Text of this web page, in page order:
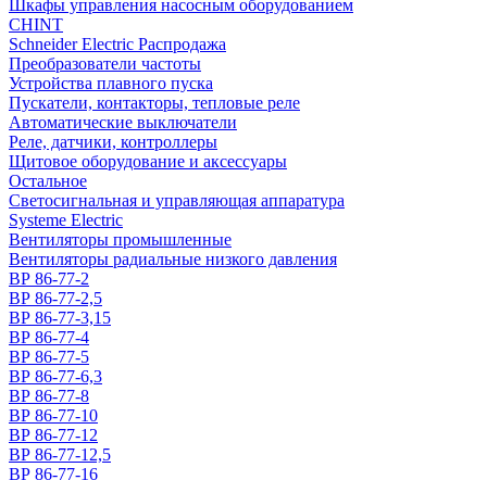
Шкафы управления насосным оборудованием
CHINT
Schneider Electric Распродажа
Преобразователи частоты
Устройства плавного пуска
Пускатели, контакторы, тепловые реле
Автоматические выключатели
Реле, датчики, контроллеры
Щитовое оборудование и аксессуары
Остальное
Светосигнальная и управляющая аппаратура
Systeme Electric
Вентиляторы промышленные
Вентиляторы радиальные низкого давления
ВР 86-77-2
ВР 86-77-2,5
ВР 86-77-3,15
ВР 86-77-4
ВР 86-77-5
ВР 86-77-6,3
ВР 86-77-8
ВР 86-77-10
ВР 86-77-12
ВР 86-77-12,5
ВР 86-77-16